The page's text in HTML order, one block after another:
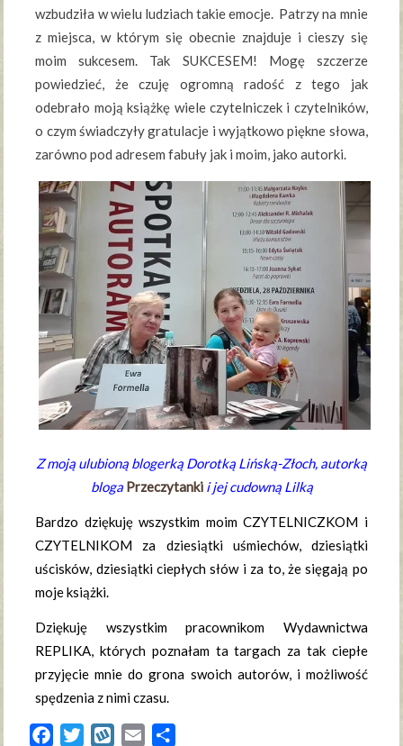
wzbudziła w wielu ludziach takie emocje. Patrzy na mnie
z miejsca, w którym się obecnie znajduje i cieszy się
moim sukcesem. Tak SUKCESEM! Mogę szczerze
powiedzieć, że czuję ogromną radość z tego jak
odebrało moją książkę wiele czytelniczek i czytelników,
o czym świadczyły gratulacje i wyjątkowo piękne słowa,
zarówno pod adresem fabuły jak i moim, jako autorki.
Z moją ulubioną blogerką Dorotką Lińską-Złoch, autorką
bloga Przeczytankii jej cudowną Lilką
Bardzo dziękuję wszystkim moim CZYTELNICZKOM i
CZYTELNIKOM za dziesiątki uśmiechów, dziesiątki
uścisków, dziesiątki ciepłych słów i za to, że sięgają po
moje książki.
Dziękuję wszystkim pracownikom Wydawnictwa
REPLIKA, których poznałam ta targach za tak ciepłe
przyjęcie mnie do grona swoich autorów, i możliwość
spędzenia z nimi czasu.
FacebookTwitterWykopEmail